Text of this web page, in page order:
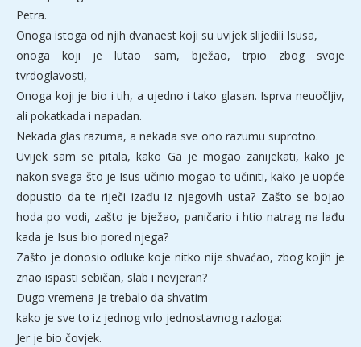
Petra.
Onoga istoga od njih dvanaest koji su uvijek slijedili Isusa,
onoga koji je lutao sam, bježao, trpio zbog svoje
tvrdoglavosti,
Onoga koji je bio i tih, a ujedno i tako glasan. Isprva neuočljiv,
ali pokatkada i napadan.
Nekada glas razuma, a nekada sve ono razumu suprotno.
Uvijek sam se pitala, kako Ga je mogao zanijekati, kako je
nakon svega što je Isus učinio mogao to učiniti, kako je uopće
dopustio da te riječi izađu iz njegovih usta? Zašto se bojao
hoda po vodi, zašto je bježao, paničario i htio natrag na lađu
kada je Isus bio pored njega?
Zašto je donosio odluke koje nitko nije shvaćao, zbog kojih je
znao ispasti sebičan, slab i nevjeran?
Dugo vremena je trebalo da shvatim
kako je sve to iz jednog vrlo jednostavnog razloga:
Jer je bio čovjek.